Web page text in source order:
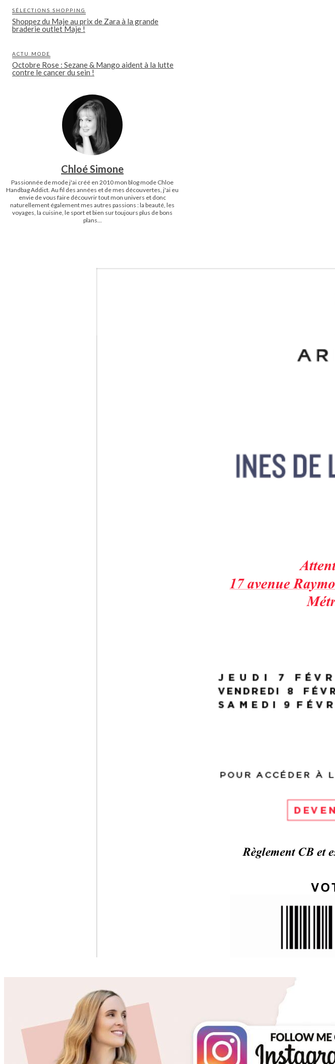
SÉLECTIONS SHOPPING
Shoppez du Maje au prix de Zara à la grande
braderie outlet Maje !
ACTU MODE
Octobre Rose : Sezane & Mango aident à la lutte
contre le cancer du sein !
Chloé Simone
Passionnée de mode j'ai créé en 2010 mon blog mode Chloe
Handbag Addict. Au fil des années et de mes découvertes, j'ai eu
envie de vous faire découvrir tout mon univers et donc
naturellement également mes autres passions : la beauté, les
voyages, la cuisine, le sport et bien sur toujours plus de bons
plans...